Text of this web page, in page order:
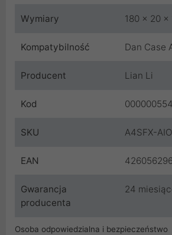
Wymiary 180 x 20 x
Kompatybilność Dan Case
Producent Lian Li
Kod
SKU A4SFX-
EAN
Gwarancja
producenta
24
Osoba odpowiedzialna i bezpieczeństwo